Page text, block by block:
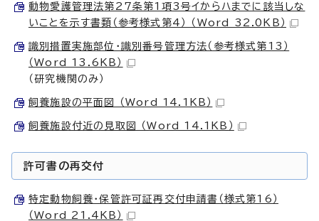
動物愛護管理法第27条第1項3号イからハまでに該当しな
いことを示す書類（参考様式第4） （Word 32.0KB）
識別措置実施部位・識別番号管理方法（参考様式第13）
（Word 13.6KB）
（研究機関のみ）
飼養施設の平面図 （Word 14.1KB）
飼養施設付近の見取図 （Word 14.1KB）
許可書の再交付
特定動物飼養・保管許可証再交付申請書（様式第16）
（Word 21.4KB）